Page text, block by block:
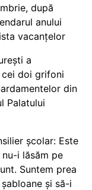
după
anului
vacanțelor
a
doi grifoni
din
Palatului
școlar: Este
i lăsăm pe
Suntem prea
și să-i